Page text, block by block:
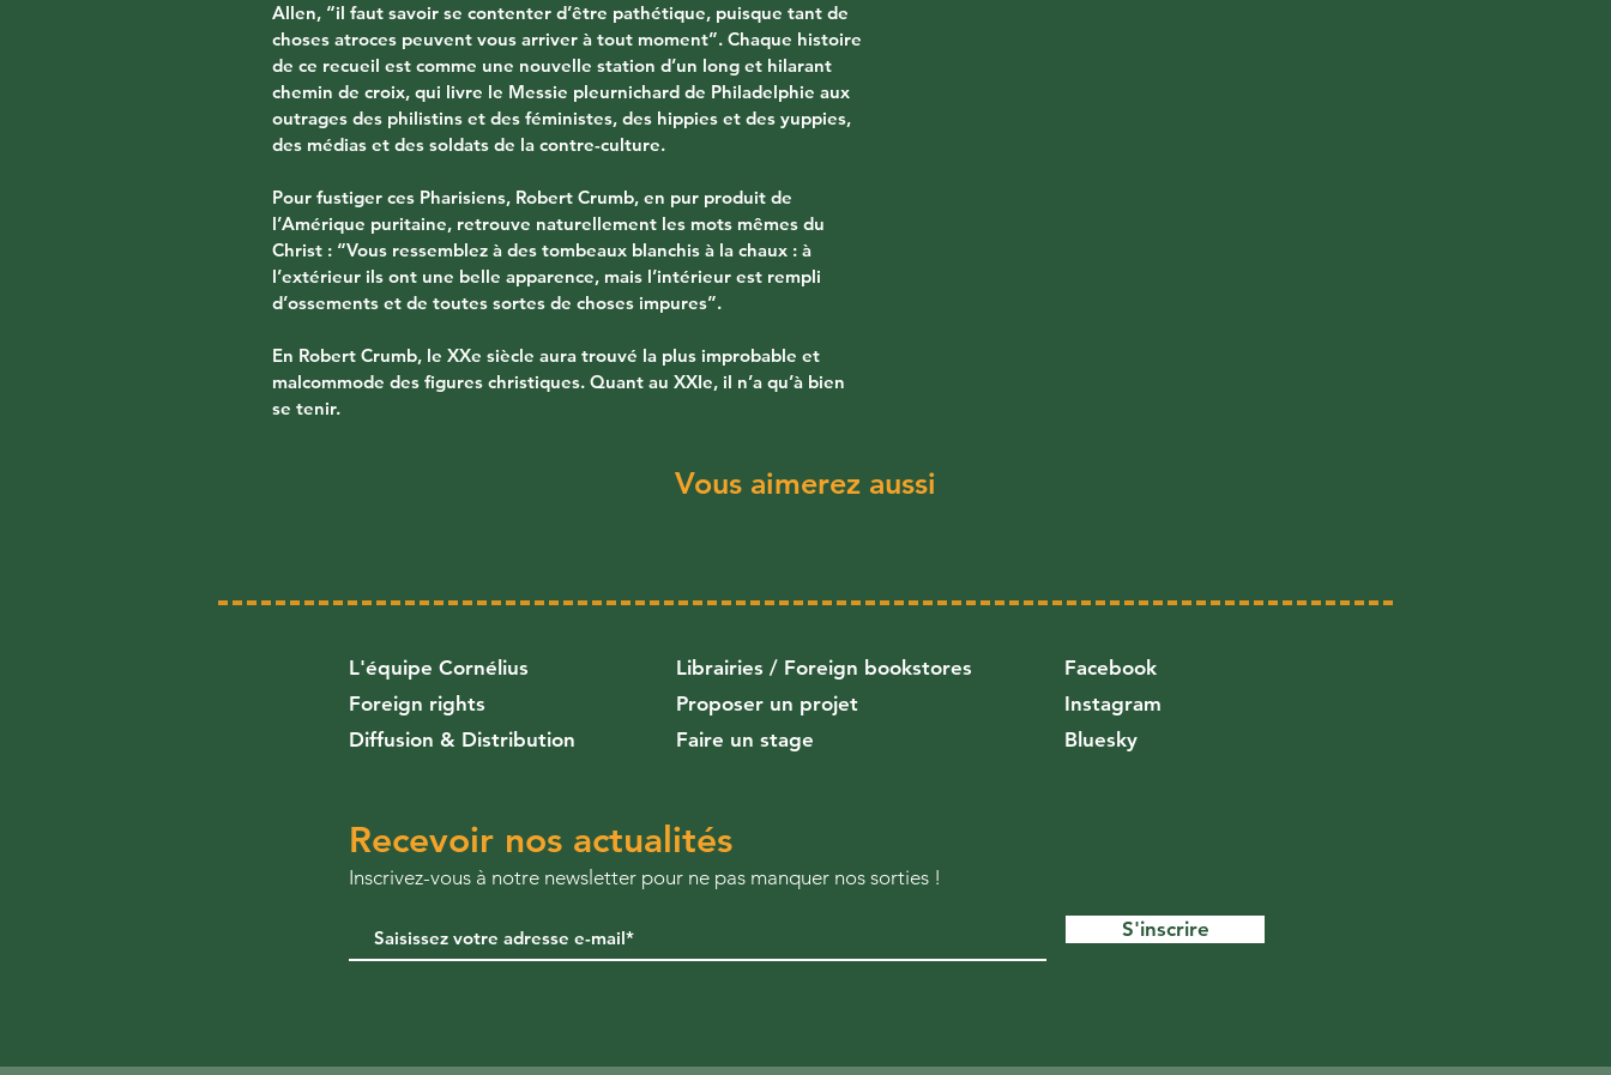
Allen, “il faut savoir se contenter d’être pathétique, puisque tant de
choses atroces peuvent vous arriver à tout moment”. Chaque histoire
de ce recueil est comme une nouvelle station d’un long et hilarant
chemin de croix, qui livre le Messie pleurnichard de Philadelphie aux
outrages des philistins et des féministes, des hippies et des yuppies,
des médias et des soldats de la contre-culture.
Pour fustiger ces Pharisiens, Robert Crumb, en pur produit de
l’Amérique puritaine, retrouve naturellement les mots mêmes du
Christ : “Vous ressemblez à des tombeaux blanchis à la chaux : à
l’extérieur ils ont une belle apparence, mais l’intérieur est rempli
d’ossements et de toutes sortes de choses impures”.
En Robert Crumb, le XXe siècle aura trouvé la plus improbable et
malcommode des figures christiques. Quant au XXIe, il n’a qu’à bien
se tenir.
Vous aimerez aussi
L'équipe Cornélius
Foreign rights
Diffusion & Distribution
Librairies / Foreign bookstores
Proposer un projet
Faire un stage
Facebook
Instagram
Bluesky
Recevoir nos actualités
​Inscrivez-vous à notre newsletter pour ne pas manquer nos sorties !
S'inscrire